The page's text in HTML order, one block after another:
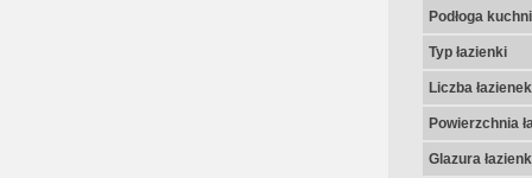
Podłoga kuchni
Typ łazienki
Liczba łazienek
Powierzchnia
Glazura